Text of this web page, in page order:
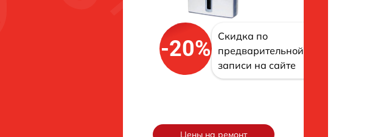
-20%
Скидка по
предварительной
записи на сайте
Цены на ремонт